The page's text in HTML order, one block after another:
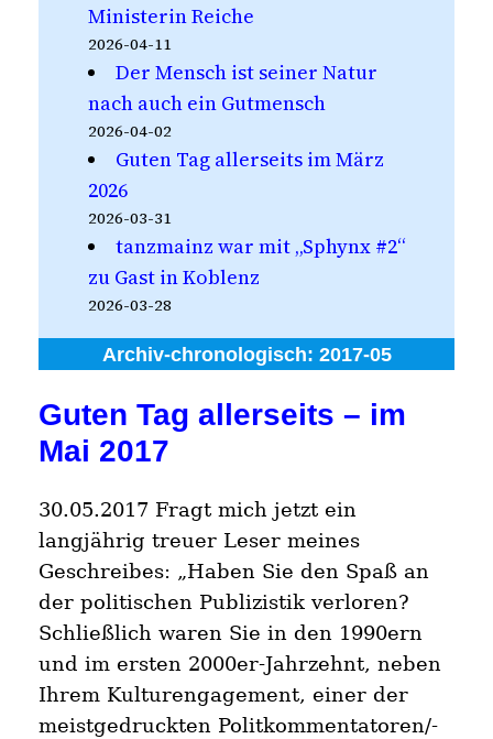
Ministerin Reiche
2026-04-11
Der Mensch ist seiner Natur
nach auch ein Gutmensch
2026-04-02
Guten Tag allerseits im März
2026
2026-03-31
tanzmainz war mit „Sphynx #2“
zu Gast in Koblenz
2026-03-28
Archiv-chronologisch: 2017-05
Guten Tag allerseits – im
Mai 2017
30.05.2017 Fragt mich jetzt ein
langjährig treuer Leser meines
Geschreibes: „Haben Sie den Spaß an
der politischen Publizistik verloren?
Schließlich waren Sie in den 1990ern
und im ersten 2000er-Jahrzehnt, neben
Ihrem Kulturengagement, einer der
meistgedruckten Politkommentatoren/-